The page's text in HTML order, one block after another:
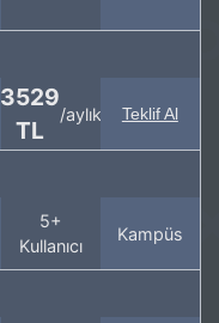
3529
TL
/aylık Teklif Al
5+
Kullanıcı
Kampüs